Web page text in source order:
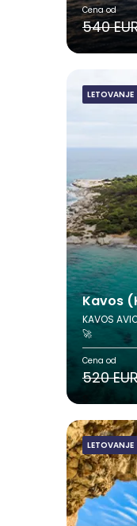
Cena od
540
LETOVANJE
Kavos
KAVOS
🚀
Cena od
520
LETOVANJE